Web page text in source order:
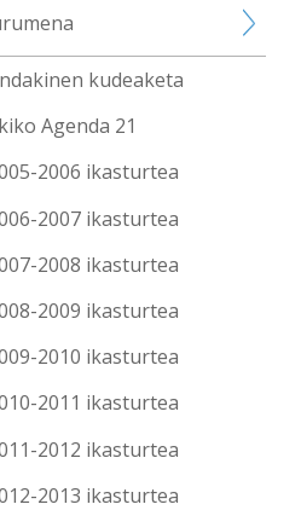
kudeaketa
Agenda 21
2006 ikasturtea
2007 ikasturtea
2008 ikasturtea
2009 ikasturtea
2010 ikasturtea
2011 ikasturtea
2012 ikasturtea
2013 ikasturtea